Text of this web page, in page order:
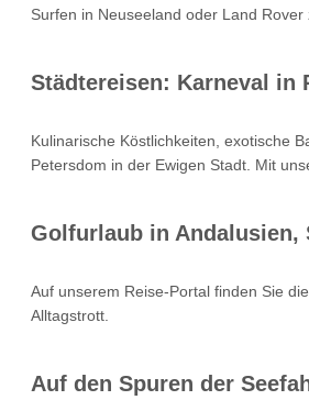
Surfen in Neuseeland oder Land
Städtereisen: Karneval in
Kulinarische Köstlichkeiten, exotische
Petersdom in der Ewigen Stadt. Mit
Golfurlaub in Andalusien,
Auf unserem Reise-Portal finden Sie
Alltagstrott.
Auf den Spuren der